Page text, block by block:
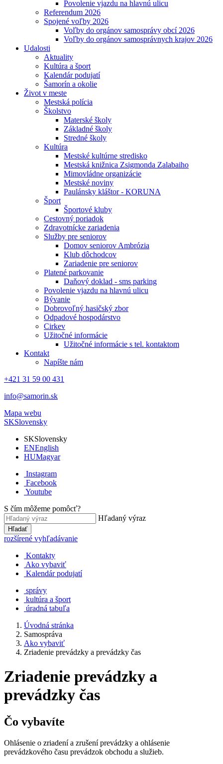
Povolenie vjazdu na hlavnú ulicu
Referendum 2026
Spojené voľby 2026
Voľby do orgánov samosprávy obcí 2026
Voľby do orgánov samosprávnych krajov 2026
Udalosti
Aktuality
Kultúra a šport
Kalendár podujatí
Šamorín a okolie
Život v meste
Mestská polícia
Školstvo
Materské školy
Základné školy
Stredné školy
Kultúra
Mestské kultúrne stredisko
Mestská knižnica Zsigmonda Zalabaiho
Mimovládne organizácie
Mestské noviny
Paulánsky kláštor - KORUNA
Šport
Športové kluby
Cestovný poriadok
Zdravotnícke zariadenia
Služby pre seniorov
Domov seniorov Ambrózia
Klub dôchodcov
Zariadenie pre seniorov
Platené parkovanie
Daňový doklad - sms parking
Povolenie vjazdu na hlavnú ulicu
Bývanie
Dobrovoľný hasičský zbor
Odpadové hospodárstvo
Cirkev
Užitočné informácie
Užitočné informácie s tel. kontaktom
Kontakt
Napíšte nám
+421 31 59 00 431
info@samorin.sk
Mapa webu
SKSlovensky
SKSlovensky
ENEnglish
HUMagyar
Instagram
Facebook
Youtube
S čím môžeme pomôcť?
Hľadaný výraz
Hľadať
rozšírené vyhľadávanie
Kontakty
Ako vybaviť
Kalendár podujatí
správy
kultúra a šport
úradná tabuľa
Úvodná stránka
Samospráva
Ako vybaviť
Zriadenie prevádzky a prevádzky čas
Zriadenie prevádzky a
prevádzky čas
Čo vybavíte
Ohlásenie o zriadení a zrušení prevádzky a ohlásenie
prevádzkového času prevádzok obchodu a služieb.